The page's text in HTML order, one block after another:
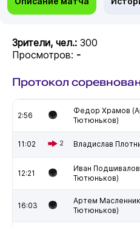
Зрители, чел.: 300
Просмотров: -
Протокол
2:56
Федор Храмов
Тютюньков)
11:02 2 Владислав
12:21
Иван
Тютюньков)
16:03
Артем
Тютюньков)